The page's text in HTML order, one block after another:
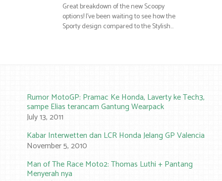
Great breakdown of the new Scoopy
options! I’ve been waiting to see how the
Sporty design compared to the Stylish…
Rumor MotoGP: Pramac Ke Honda, Laverty ke Tech3,
sampe Elias terancam Gantung Wearpack
July 13, 2011
Kabar Interwetten dan LCR Honda Jelang GP Valencia
November 5, 2010
Man of The Race Moto2: Thomas Luthi + Pantang
Menyerah nya